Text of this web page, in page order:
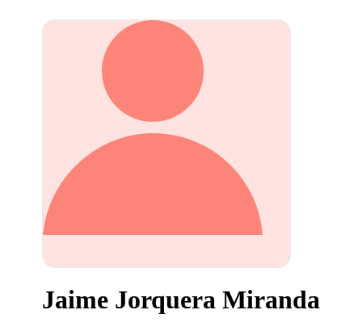
Jaime Jorquera Miranda